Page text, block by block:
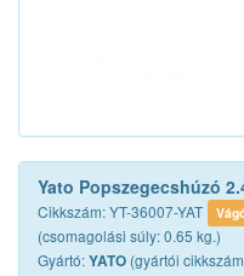
Yato Popszegecshúzó
Cikkszám: YT-36007-YAT
(csomagolási súly: 0.65 kg.)
Gyártó:YATO (gyártói